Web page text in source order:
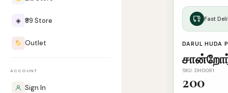
◈ ₹99 Store
Outlet
ACCOUNT
Sign In
Fast
DARUL HUDA
SKU: DH0081
200